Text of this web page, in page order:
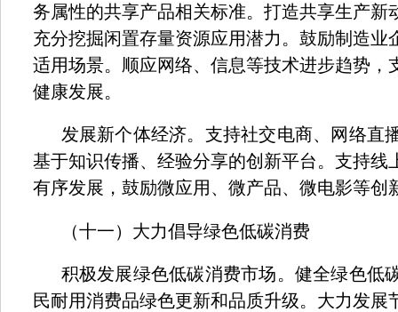
务属性的共享产品相关标准。打造共享生产新
充分挖掘闲置存量资源应用潜力。鼓励制造业
适用场景。顺应网络、信息等技术进步趋势，
健康发展。
发展新个体经济。支持社交电商、网络直
基于知识传播、经验分享的创新平台。支持线
有序发展，鼓励微应用、微产品、微电影等创
（十一）大力倡导绿色低碳消费
积极发展绿色低碳消费市场。健全绿色低
民耐用消费品绿色更新和品质升级。大力发